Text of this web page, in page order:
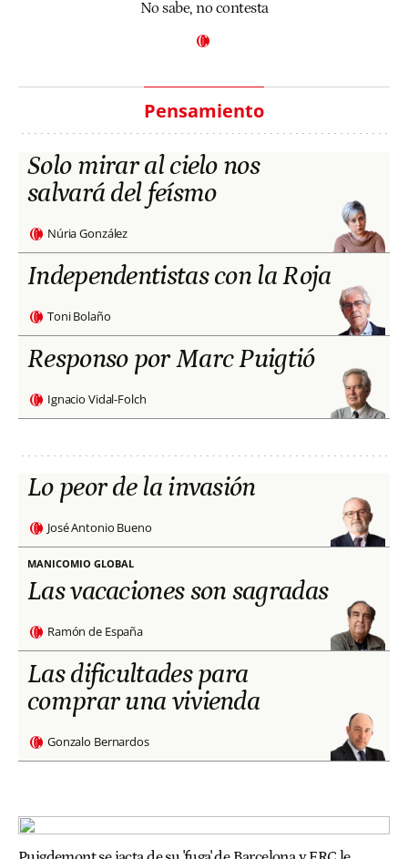
No sabe, no contesta
Pensamiento
Solo mirar al cielo nos
salvará del feísmo
Núria González
Independentistas con la Roja
Toni Bolaño
Responso por Marc Puigtió
Ignacio Vidal-Folch
Lo peor de la invasión
José Antonio Bueno
MANICOMIO GLOBAL
Las vacaciones son sagradas
Ramón de España
Las dificultades para
comprar una vivienda
Gonzalo Bernardos